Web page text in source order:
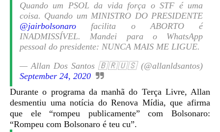
Quando um PSOL da vida força o STF é uma
coisa. Quando um MINISTRO DO PRESIDENTE
@jairbolsonaro facilita o ABORTO é
INADMISSÍVEL. Mandei para o WhatsApp
pessoal do presidente: NUNCA MAIS ME LIGUE.
— Allan Dos Santos 🇧🇷🇺🇸 (@allanldsantos)
September 24, 2020
Durante o programa da manhã do Terça Livre, Allan
desmentiu uma notícia do Renova Mídia, que afirma
que ele “rompeu publicamente” com Bolsonaro:
“Rompeu com Bolsonaro é teu cu”.